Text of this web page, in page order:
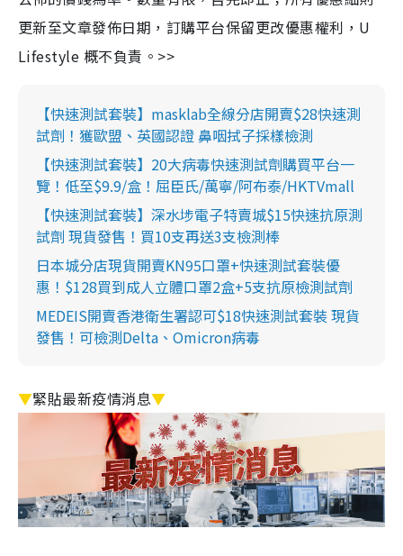
更新至文章發佈日期，訂購平台保留更改優惠權利，U
Lifestyle 概不負責。>>
【快速測試套裝】masklab全線分店開賣$28快速測
試劑！獲歐盟、英國認證 鼻咽拭子採樣檢測
【快速測試套裝】20大病毒快速測試劑購買平台一
覽！低至$9.9/盒！屈臣氏/萬寧/阿布泰/HKTVmall
【快速測試套裝】深水埗電子特賣城$15快速抗原測
試劑 現貨發售！買10支再送3支檢測棒
日本城分店現貨開賣KN95口罩+快速測試套裝優
惠！$128買到成人立體口罩2盒+5支抗原檢測試劑
MEDEIS開賣香港衛生署認可$18快速測試套裝 現貨
發售！可檢測Delta、Omicron病毒
▼緊貼最新疫情消息▼